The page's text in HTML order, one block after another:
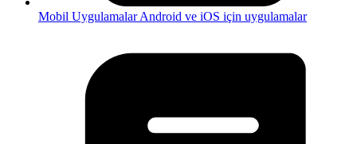
Mobil UygulamalarAndroid ve iOS için uygulamalar